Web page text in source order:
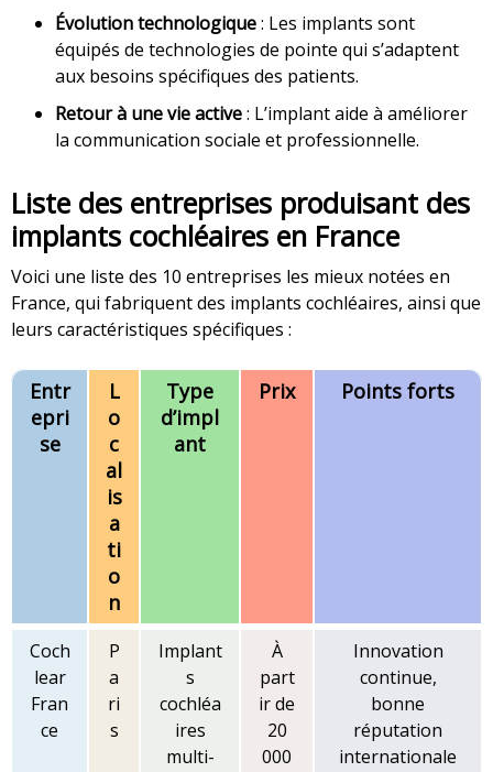
Évolution technologique: Les implants sont
équipés de technologies de pointe qui s’adaptent
aux besoins spécifiques des patients.
Retour à une vie active: L’implant aide à améliorer
la communication sociale et professionnelle.
Liste des entreprises produisant des
implants cochléaires en France
Voici une liste des 10 entreprises les mieux notées en
France, qui fabriquent des implants cochléaires, ainsi que
leurs caractéristiques spécifiques :
Entr
epri
se
L
o
c
al
is
a
ti
o
n
Type
d’impl
ant
Prix Points forts
Coch
lear
Fran
ce
P
a
ri
s
Implant
s
cochléa
ires
multi-
À
part
ir de
20
000
Innovation
continue,
bonne
réputation
internationale